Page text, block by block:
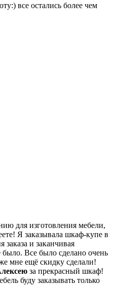
все остались более чем
для изготовления мебели,
Я заказывала шкаф-купе в
и заканчивая
Все было сделано очень
мне ещё скидку сделали!
за прекрасный шкаф!
буду заказывать только